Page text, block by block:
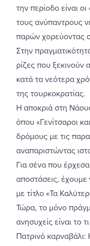
την περίοδο είναι
τους ανύπαντρους
παρών χορεύοντας
Στην
ρίζες που
κατά τα νεότερα
της τουρκοκρατίας.
Η αποκριά στη
όπου «Γενίτσαροι
δρόμους με τις
αναπαριστώντας
Για σένα που
αποστάσεις,
με τίτλο «Τα
Τώρα, το μόνο
ανησυχείς είναι το
Πατρινό καρναβάλι: